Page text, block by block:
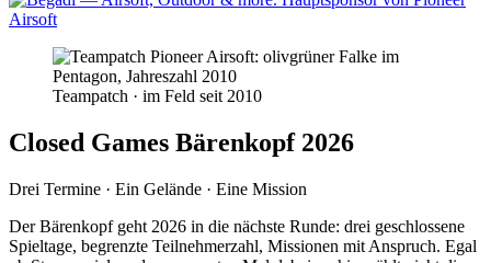
Teampatch · im Feld seit 2010
Closed Games Bärenkopf 2026
Drei Termine · Ein Gelände · Eine Mission
Der Bärenkopf geht 2026 in die nächste Runde: drei geschlossene
Spieltage, begrenzte Teilnehmerzahl, Missionen mit Anspruch. Egal